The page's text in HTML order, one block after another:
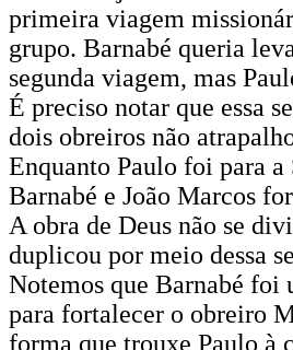
primeira viagem
grupo. Barnabé queria
segunda viagem, mas
É preciso notar que essa
dois obreiros não
Enquanto Paulo foi para
Barnabé e João Marcos
A obra de Deus não se
duplicou por meio dessa
Notemos que Barnabé foi
para fortalecer o obreiro
forma que trouxe Paulo à